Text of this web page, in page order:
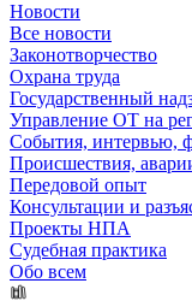
Новости
Все новости
Законотворчество
Охрана труда
Государственный
Управление ОТ на
События, интервью,
Происшествия,
Передовой опыт
Консультации и
Проекты НПА
Судебная практика
Обо всем